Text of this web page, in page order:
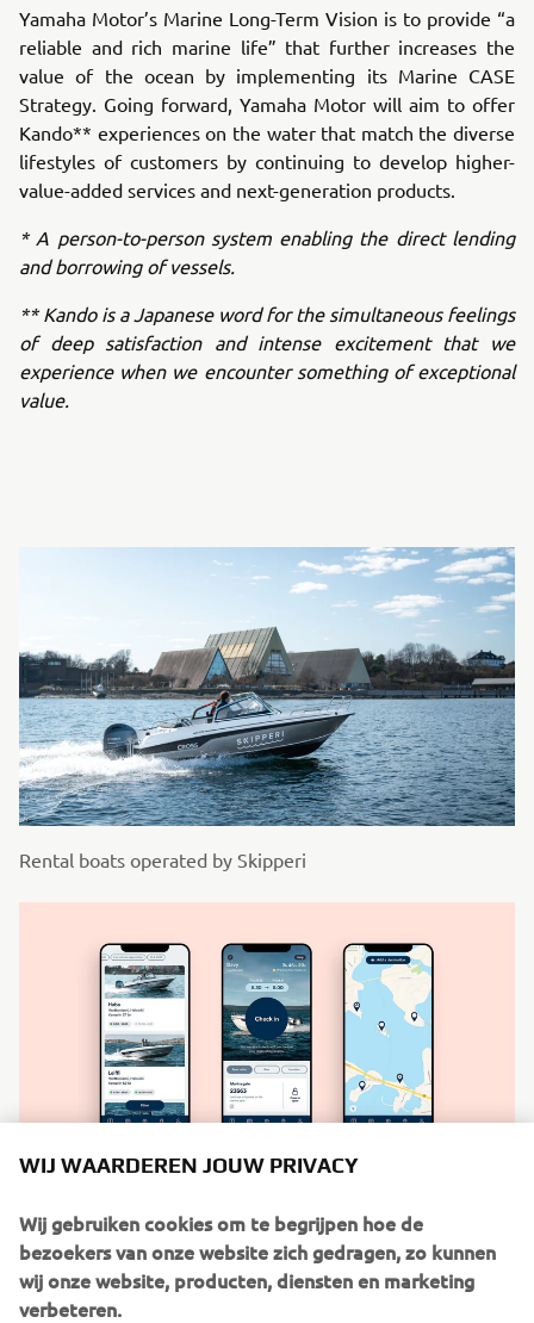
Yamaha Motor’s Marine Long-Term Vision is to provide “a
reliable and rich marine life” that further increases the
value of the ocean by implementing its Marine CASE
Strategy. Going forward, Yamaha Motor will aim to offer
Kando** experiences on the water that match the diverse
lifestyles of customers by continuing to develop higher-
value-added services and next-generation products.
* A person-to-person system enabling the direct lending
and borrowing of vessels.
** Kando is a Japanese word for the simultaneous feelings
of deep satisfaction and intense excitement that we
experience when we encounter something of exceptional
value.
Rental boats operated by Skipperi
Boat booking app operated by Skipperi
WIJ WAARDEREN JOUW PRIVACY
Wij gebruiken cookies om te begrijpen hoe de
bezoekers van onze website zich gedragen, zo kunnen
wij onze website, producten, diensten en marketing
verbeteren.